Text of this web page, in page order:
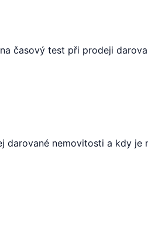
časový test při prodeji
nemovitosti a kdy je